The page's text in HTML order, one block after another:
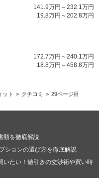
141.9万円～232.1万円
19.8万円～202.8万円
172.7万円～240.1万円
18.8万円～458.8万円
ット クチコミ 29ページ目
類を徹底解説
ションの選び方を徹底解説
いたい！値引きの交渉術や買い時